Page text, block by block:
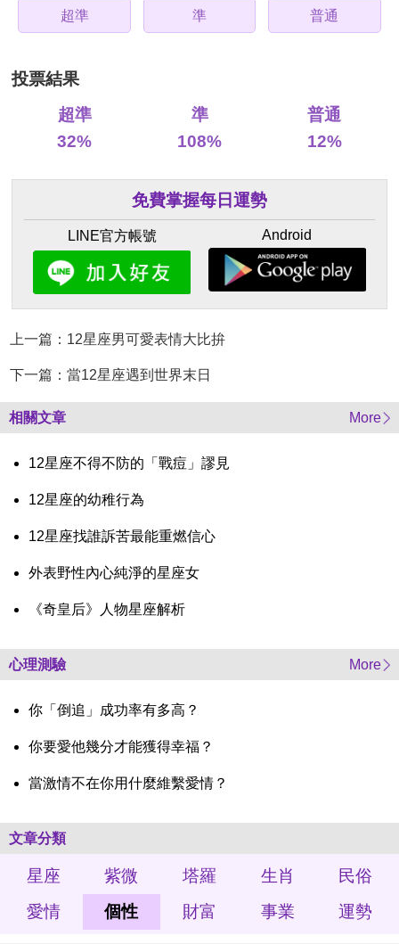
超準 準 普通
投票結果
超準
32%
準
108%
普通
12%
免費掌握每日運勢
LINE官方帳號 Android
上一篇：12星座男可愛表情大比拚
下一篇：當12星座遇到世界末日
相關文章 More
12星座不得不防的「戰痘」謬見
12星座的幼稚行為
12星座找誰訴苦最能重燃信心
外表野性內心純淨的星座女
《奇皇后》人物星座解析
心理測驗 More
你「倒追」成功率有多高？
你要愛他幾分才能獲得幸福？
當激情不在你用什麼維繫愛情？
文章分類
星座 紫微 塔羅 生肖
民俗
愛情
個性 財富 事業 運勢